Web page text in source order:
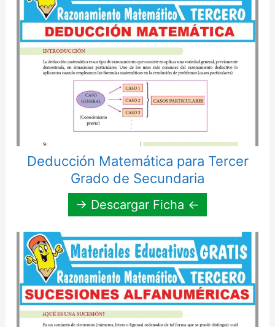
Deducción Matemática para Tercer
Grado de Secundaria
→ Descargar Ficha ←